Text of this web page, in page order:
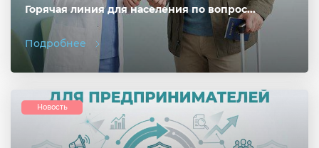
Горячая линия для населения по вопрос...
Подробнее
Новость